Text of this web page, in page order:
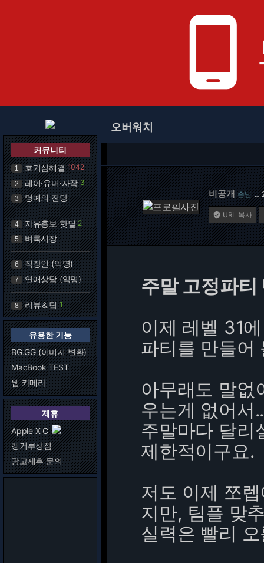
phone_android
커뮤니티
1 호기심해결 1042
2 레어·유머·자작 3
3 명예의 전당
4 자유홍보·핫딜 2
5 벼룩시장
6 직장인 (익명)
7 연애상담 (익명)
8 리뷰＆팁 1
유용한 기능
BG.GG (이미지 변환)
MacBook TEST
웹 카메라
제휴
Apple X C
캥거루상점
광고제휴 문의
오버워치
비공개 손님 …
 URL 복사
주말 고정파
이제 레벨 31
파티를 만들어
아무래도 말없
우는게 없어서
주말마다 달리
제한적이구요.
저도 이제 쪼
지만, 팀플 맞
실력은 빨리